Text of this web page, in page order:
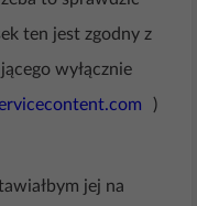
ten jest zgodny z
wyłącznie
)
jej na